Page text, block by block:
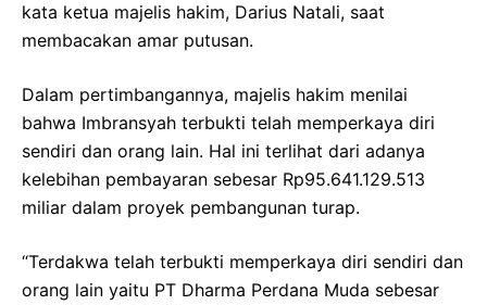
kata ketua majelis hakim, Darius Natali, saat
membacakan amar putusan.
Dalam pertimbangannya, majelis hakim menilai
bahwa Imbransyah terbukti telah memperkaya diri
sendiri dan orang lain. Hal ini terlihat dari adanya
kelebihan pembayaran sebesar Rp95.641.129.513
miliar dalam proyek pembangunan turap.
“Terdakwa telah terbukti memperkaya diri sendiri dan
orang lain yaitu PT Dharma Perdana Muda sebesar